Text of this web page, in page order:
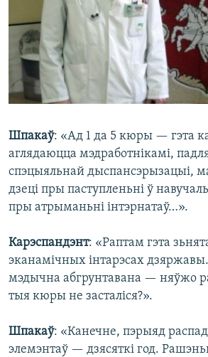
Шпакаў: «Ад 1 да 5 кюры — гэта
аглядаюцца мэдработнікамі,
спэцыяльнай дыспансэрызацыі,
дзеці пры паступленьні ў
пры атрыманьні інтэрнатаў…».
Карэспандэнт: «Раптам гэта
эканамічных інтарэсах дзяржавы.
мэдычна абгрунтавана — няўжо
тыя кюры не засталіся?».
Шпакаў: «Канечне, пэрыяд
элемэнтаў — дзясяткі год.